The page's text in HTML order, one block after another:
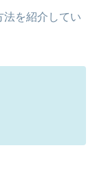
を紹介してい